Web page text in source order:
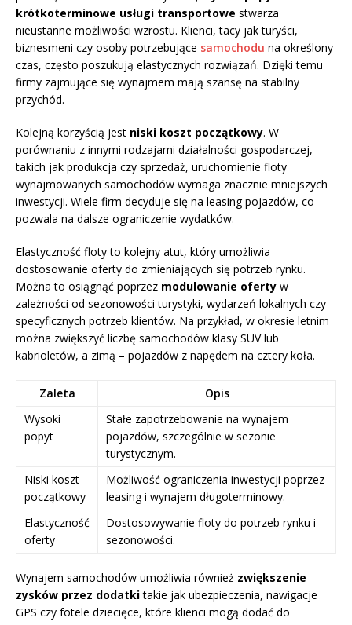
krótkoterminowe usługi transportowe stwarza
nieustanne możliwości wzrostu. Klienci, tacy jak turyści,
biznesmeni czy osoby potrzebujące samochodu na określony
czas, często poszukują elastycznych rozwiązań. Dzięki temu
firmy zajmujące się wynajmem mają szansę na stabilny
przychód.
Kolejną korzyścią jest niski koszt początkowy. W
porównaniu z innymi rodzajami działalności gospodarczej,
takich jak produkcja czy sprzedaż, uruchomienie floty
wynajmowanych samochodów wymaga znacznie mniejszych
inwestycji. Wiele firm decyduje się na leasing pojazdów, co
pozwala na dalsze ograniczenie wydatków.
Elastyczność floty to kolejny atut, który umożliwia
dostosowanie oferty do zmieniających się potrzeb rynku.
Można to osiągnąć poprzez modulowanie oferty w
zależności od sezonowości turystyki, wydarzeń lokalnych czy
specyficznych potrzeb klientów. Na przykład, w okresie letnim
można zwiększyć liczbę samochodów klasy SUV lub
kabrioletów, a zimą – pojazdów z napędem na cztery koła.
Zaleta
Opis
Wysoki
popyt
Stałe zapotrzebowanie na wynajem
pojazdów, szczególnie w sezonie
turystycznym.
Niski koszt
początkowy
Możliwość ograniczenia inwestycji poprzez
leasing i wynajem długoterminowy.
Elastyczność
oferty
Dostosowywanie floty do potrzeb rynku i
sezonowości.
Wynajem samochodów umożliwia również zwiększenie
zysków przez dodatkitakie jak ubezpieczenia, nawigacje
GPS czy fotele dziecięce, które klienci mogą dodać do